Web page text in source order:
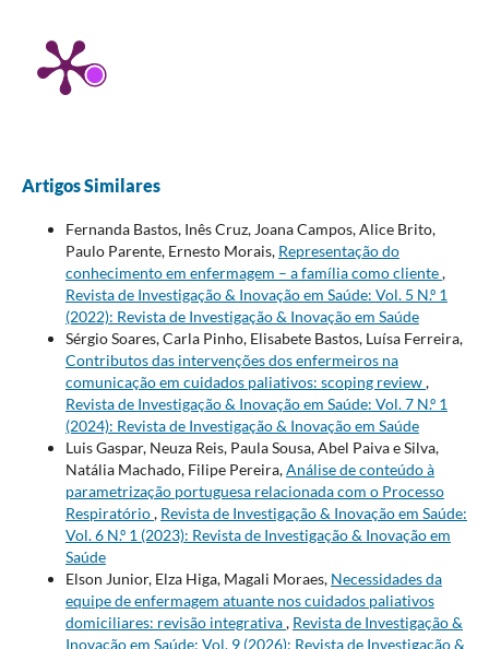
Artigos Similares
Fernanda Bastos, Inês Cruz, Joana Campos, Alice Brito,
Paulo Parente, Ernesto Morais, Representação do
conhecimento em enfermagem – a família como cliente,
Revista de Investigação & Inovação em Saúde: Vol. 5 N.º 1
(2022): Revista de Investigação & Inovação em Saúde
Sérgio Soares, Carla Pinho, Elisabete Bastos, Luísa Ferreira,
Contributos das intervenções dos enfermeiros na
comunicação em cuidados paliativos: scoping review,
Revista de Investigação & Inovação em Saúde: Vol. 7 N.º 1
(2024): Revista de Investigação & Inovação em Saúde
Luis Gaspar, Neuza Reis, Paula Sousa, Abel Paiva e Silva,
Natália Machado, Filipe Pereira,Análise de conteúdo à
parametrização portuguesa relacionada com o Processo
Respiratório, Revista de Investigação & Inovação em Saúde:
Vol. 6 N.º 1 (2023): Revista de Investigação & Inovação em
Saúde
Elson Junior, Elza Higa, Magali Moraes, Necessidades da
equipe de enfermagem atuante nos cuidados paliativos
domiciliares: revisão integrativa, Revista de Investigação &
Inovação em Saúde: Vol. 9 (2026): Revista de Investigação &